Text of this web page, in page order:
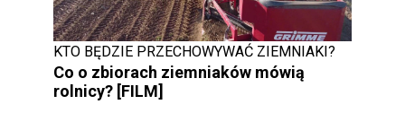
KTO BĘDZIE PRZECHOWYWAĆ ZIEMNIAKI?
Co o zbiorach ziemniaków mówią
rolnicy? [FILM]